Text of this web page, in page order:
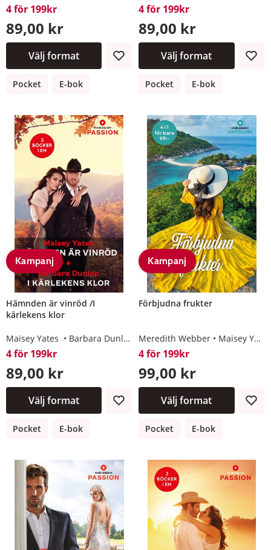
4 för 199kr
89,00 kr
Välj format
Pocket E-bok
4 för 199kr
89,00 kr
Välj format
Pocket E-bok
Kampanj
Hämnden är vinröd /I
kärlekens klor
Maisey Yates Barbara Dunlop
4 för 199kr
89,00 kr
Välj format
Pocket E-bok
Kampanj
Förbjudna frukter
Meredith Webber Maisey Yates
4 för 199kr
99,00 kr
Välj format
Pocket E-bok